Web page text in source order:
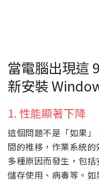
當電腦出現這
新安裝
1. 性能顯著下降
這個問題不是「如果
間的推移，作業系統
多種原因而發生，包
儲存使用、病毒等。